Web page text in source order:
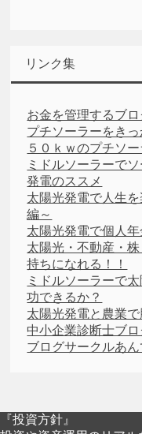
リンク集
お金を管理するブロ
プチソーラーをき
５０ｋｗのプチソ
ミドルソーラーで
発電のススメ
太陽光発電で人生
編～
太陽光発電で個人年
太陽光・不動産・
持ちになれる！！
ミドルソーラーで
功できるか？
太陽光発電と農業で
中小企業診断士ブロ
ブログサークルあん
『投資方針』